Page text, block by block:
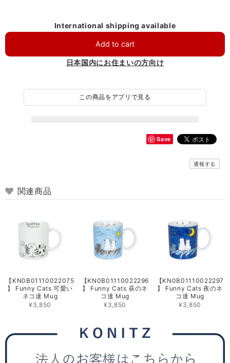
International shipping available
Add to cart
日本国内にお住まいの方向け
この商品をアプリで見る
Save
通報する
関連商品
【KN0B01110022075
】 Funny Cats 可愛い
ネコ達 Mug
¥3,850
【KN0B01110022296
】 Funny Cats 昼のネ
コ達 Mug
¥3,850
【KN0B01110022297
】 Funny Cats 夜のネ
コ達 Mug
¥3,850